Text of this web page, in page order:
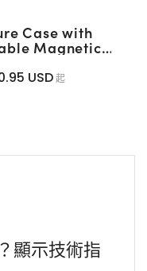
Case with
Magnetic
USD起
顯示技術指